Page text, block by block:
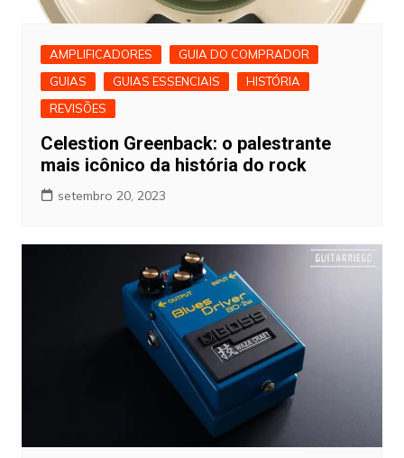
AMPLIFICADORES
GUIA DO COMPRADOR
GUIAS
GUIAS ESSENCIAIS
HISTÓRIA
REVISÕES
Celestion Greenback: o palestrante
mais icônico da história do rock
setembro 20, 2023